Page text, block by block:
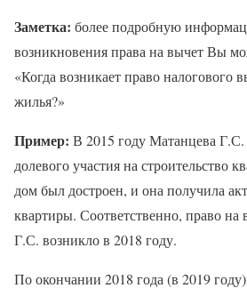
Заметка: более подробную
возникновения права на вычет Вы
«Когда возникает право налогового
жилья?»
Пример: В 2015 году Матанцева Г.С.
долевого участия на строительство
дом был достроен, и она получила
квартиры. Соответственно, право
Г.С. возникло в 2018 году.
По окончании 2018 года (в 2019